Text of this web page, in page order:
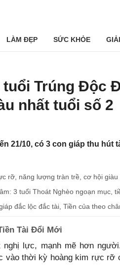
LÀM ĐẸP SỨC KHỎE
tuổi Trúng Độc
nhất tuổi số 2
21/10, có 3 con giáp thu hút
rỡ, năng lượng tràn trề, cơ hội giàu
3 tuổi Thoát Nghèo ngoạn mục,
đắc lộc đắc tài, Tiền của theo
Tài Đổi Mới
nghị lực, mạnh mẽ hơn
vào thời kỳ hoàng kim rực rỡ